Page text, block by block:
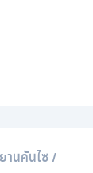
านคันไซ /